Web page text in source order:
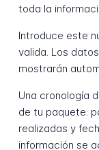
toda la
Introduce este
valida. Los
mostrarán
Una cronología
de tu paquete:
realizadas y
información se